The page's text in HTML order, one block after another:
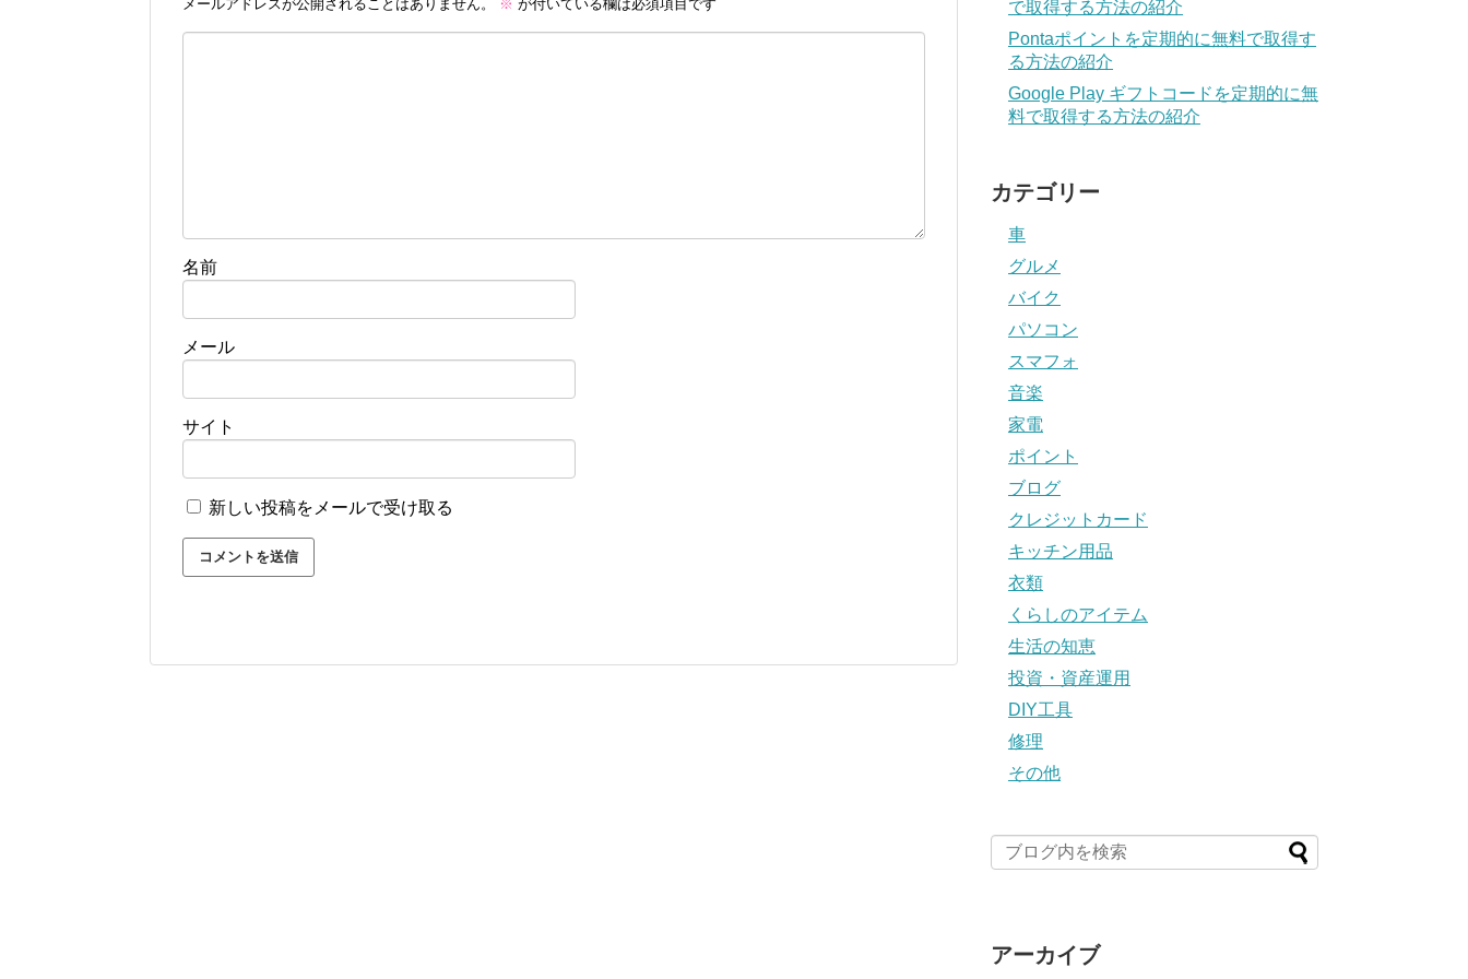
メールアドレスが公開されることはありません。 ※ が付いている欄は必須項目です
名前
メール
サイト
新しい投稿をメールで受け取る
で取得する方法の紹介
Pontaポイントを定期的に無料で取得す
る方法の紹介
Google Play ギフトコードを定期的に無
料で取得する方法の紹介
カテゴリー
車
グルメ
バイク
パソコン
スマフォ
音楽
家電
ポイント
ブログ
クレジットカード
キッチン用品
衣類
くらしのアイテム
生活の知恵
投資・資産運用
DIY工具
修理
その他
アーカイブ